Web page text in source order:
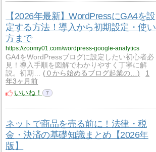
【2026年最新】WordPressにGA4を設
定する方法！導入から初期設定・使い
方まで
https://zoomy01.com/wordpress-google-analytics
GA4をWordPressブログに設定したい初心者必
見！導入手順を図解でわかりやすく丁寧に解
説。初期…
０から始めるブログ起業の…
1
年3ヶ月前
いいね！
7
ネットで商品を売る前に！法律・税
金・決済の基礎知識まとめ【2026年
版】